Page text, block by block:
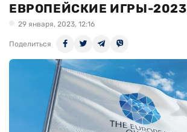
ЕВРОПЕЙСКИЕ ИГРЫ-2023
29 января, 2023, 12:16
Поделиться